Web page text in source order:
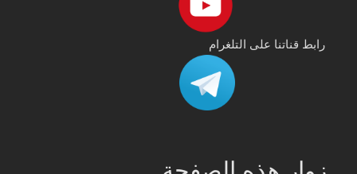
رابط قناتنا على التلغرام